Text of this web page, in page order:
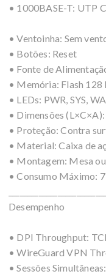
• 1000BASE-T: UTP
• Ventoinha: Sem
• Botões: Reset
• Fonte de
• Memória: Flash
• LEDs: PWR, SYS,
• Dimensões
• Proteção: Contra
• Material: Caixa de
• Montagem: Mesa
• Consumo Máximo:
Desempenho
• DPI Throughput:
• WireGuard VPN
• Sessões